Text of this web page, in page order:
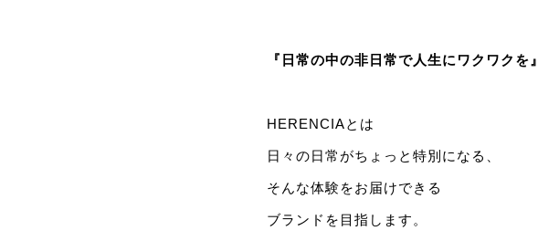
『日常の中の非日常で人生にワクワクを』
HERENCIAとは
日々の日常がちょっと特別になる、
そんな体験をお届けできる
ブランドを目指します。